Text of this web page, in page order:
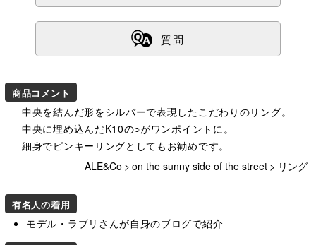
ß 質問
商品コメント
中央を結んだ形をシルバーで表現したこだわりのリング。
中央に埋め込んだK10の○がワンポイントに。
細身でピンキーリングとしてもお勧めです。
ALE&Co > on the sunny side of the street > リング
有名人の着用
モデル・ラブリさんが自身のブログで紹介